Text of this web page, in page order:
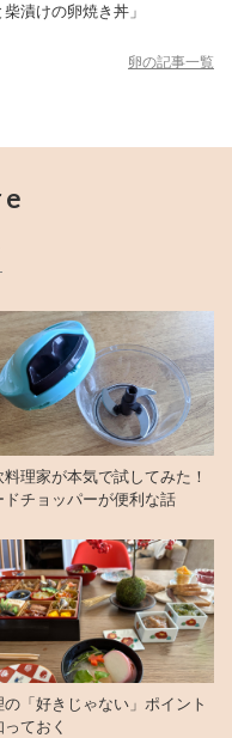
柴漬けの卵焼き丼」
卵の記事一覧
料理家が本気で試してみた！
ドチョッパーが便利な話
の「好きじゃない」ポイント
っておく